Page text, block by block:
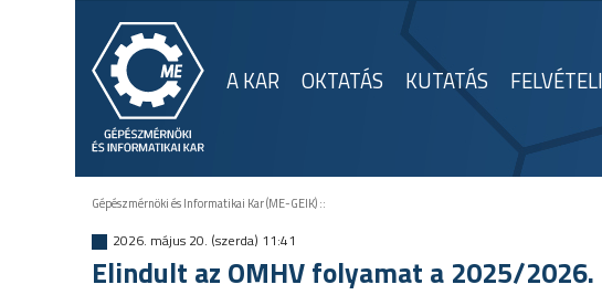
A KAR OKTATÁS KUTATÁS FELVÉTELI
Gépészmérnöki és Informatikai Kar (ME-GEIK)::
2026. május 20. (szerda) 11:41
Elindult az OMHV folyamat a 2025/